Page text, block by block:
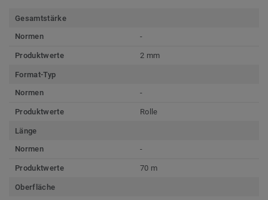
Gesamtstärke
Normen
-
Produktwerte 2 mm
Format-Typ
Normen
-
Produktwerte Rolle
Länge
Normen
-
Produktwerte 70 m
Oberfläche